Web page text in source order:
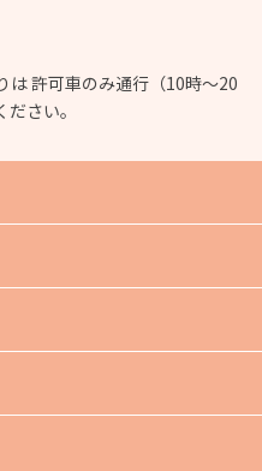
許可車のみ通行（10時～20
さい。